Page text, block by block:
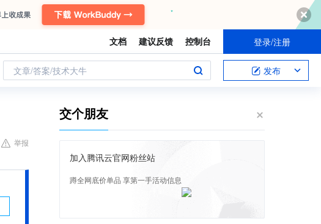
文档 建议反馈 控制台 登录/注册
文章/答案/技术大牛 发布
举报
交个朋友
加入腾讯云官网粉丝站
蹲全网底价单品 享第一手活动信息